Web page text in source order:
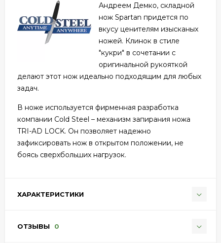
Андреем Демко, складной
нож Spartan придется по
вкусу ценителям изысканых
ножей. Клинок в стиле
"кукри" в сочетании с
оригинальной рукояткой
делают этот нож идеально подходящим для любых
задач.
В ноже используется фирменная разработка
компании Cold Steel – механизм запирания ножа
TRI-AD LOCK. Он позволяет надежно
зафиксировать нож в открытом положении, не
боясь сверхбольших нагрузок.
ХАРАКТЕРИСТИКИ
ОТЗЫВЫ 0